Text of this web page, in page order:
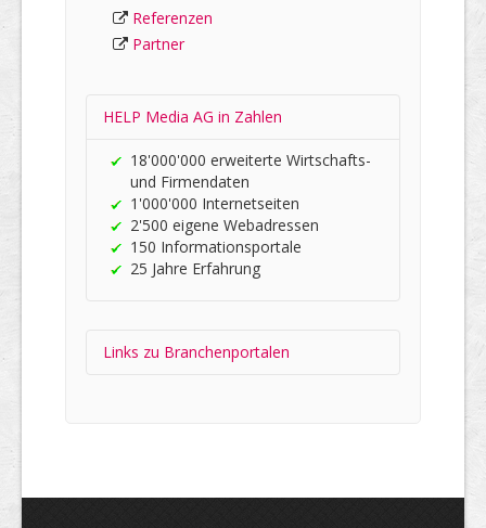
Referenzen
Partner
HELP Media AG in Zahlen
18'000'000 er­wei­terte Wirt­schafts-
und Firmen­daten
1'000'000 Internet­seiten
2'500 eigene Web­adres­sen
150 In­for­ma­tions­portale
25 Jahre Er­fah­rung
Links zu Branchen­portalen